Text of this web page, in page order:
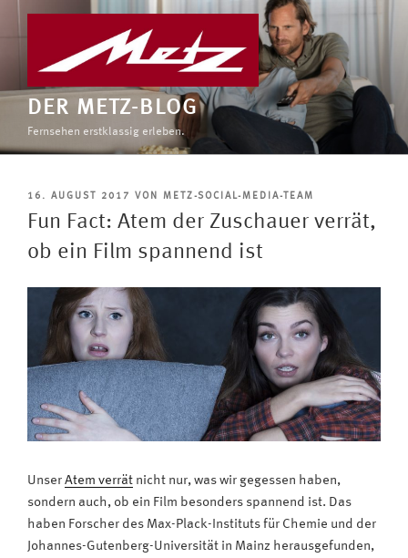
DER METZ-BLOG
Fernsehen erstklassig erleben.
VERÖFFENTLICHT
AM
16. AUGUST 2017 VON METZ-SOCIAL-MEDIA-TEAM
Fun Fact: Atem der Zuschauer verrät,
ob ein Film spannend ist
Unser Atem verrät nicht nur, was wir gegessen haben,
sondern auch, ob ein Film besonders spannend ist. Das
haben Forscher des Max-Plack-Instituts für Chemie und der
Johannes-Gutenberg-Universität in Mainz herausgefunden,